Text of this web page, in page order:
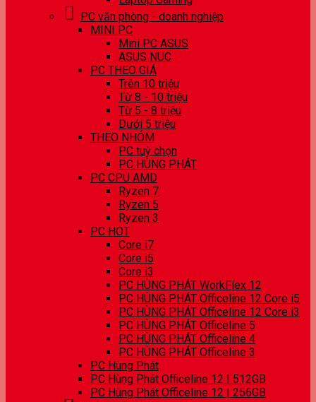
PC văn phòng - doanh nghiệp
MINI PC
Mini PC ASUS
ASUS NUC
PC THEO GIÁ
Trên 10 triệu
Từ 8 - 10 triệu
Từ 5 - 8 triệu
Dưới 5 triệu
THEO NHÓM
PC tuỳ chọn
PC HÙNG PHÁT
PC CPU AMD
Ryzen 7
Ryzen 5
Ryzen 3
PC HOT
Core i7
Core i5
Core i3
PC HÙNG PHÁT WorkFlex 12
PC HÙNG PHÁT Officeline 12 Core i5
PC HÙNG PHÁT Officeline 12 Core i3
PC HÙNG PHÁT Officeline 5
PC HÙNG PHÁT Officeline 4
PC HÙNG PHÁT Officeline 3
PC Hùng Phát
PC Hùng Phát Officeline 12 | 512GB
PC Hùng Phát Officeline 12 | 256GB